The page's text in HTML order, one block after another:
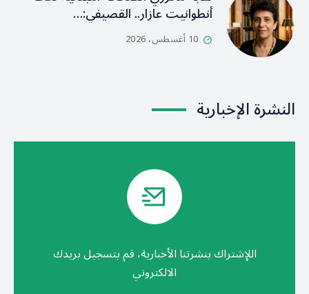
أنطوانيت عازار.. القصيفي:…
10 أغسطس، 2026
النشرة الإخبارية
اللإشتراك بنشرتنا الأخبارية، قم بتسجيل بريدك
الالكتروني